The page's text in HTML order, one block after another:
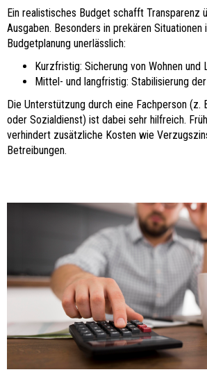
Ein realistisches Budget schafft Transparenz
Ausgaben. Besonders in prekären
Budgetplanung unerlässlich:
Kurzfristig: Sicherung von Wohnen und
Mittel- und langfristig: Stabilisierung
Die Unterstützung durch eine Fachperson (z.
oder Sozialdienst) ist dabei sehr hilfreich.
verhindert zusätzliche Kosten wie
Betreibungen.